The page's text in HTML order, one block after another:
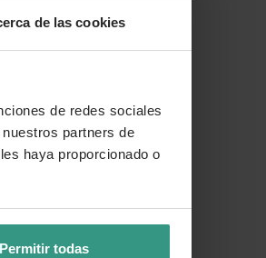
de las cookies
de redes sociales
partners de
haya proporcionado o
Permitir todas